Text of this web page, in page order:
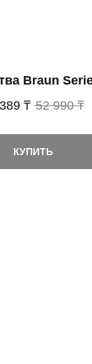
Braun
₸ 52 990 ₸
КУПИТЬ